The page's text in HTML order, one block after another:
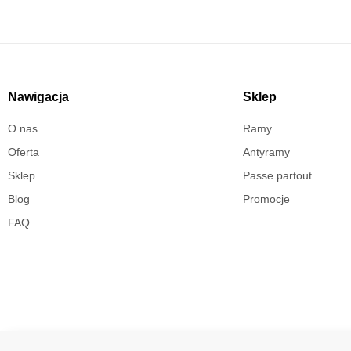
Nawigacja
O nas
Oferta
Sklep
Blog
FAQ
Sklep
Ramy
Antyramy
Passe partout
Promocje